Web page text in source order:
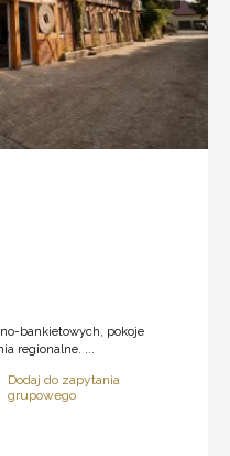
bankietowych, pokoje
regionalne. ...